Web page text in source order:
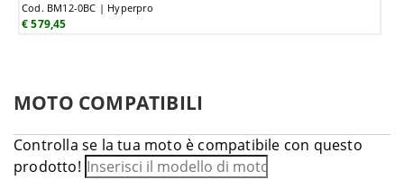
Cod. BM12-0BC | Hyperpro
€ 579,45
MOTO COMPATIBILI
Controlla se la tua moto è compatibile con questo
prodotto!